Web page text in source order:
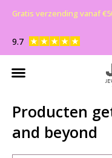
9.7
Gratis verzending vanaf
Producten
and beyond